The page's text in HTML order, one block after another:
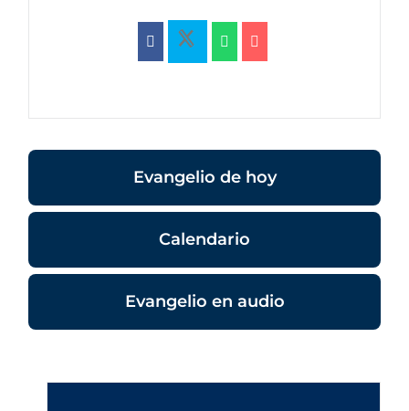
Evangelio de hoy
Calendario
Evangelio en audio